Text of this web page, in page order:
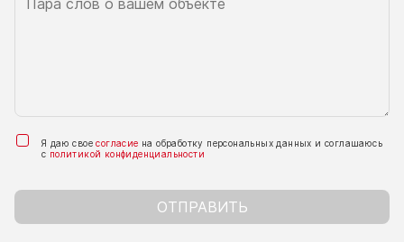
Я даю своесогласие на обработку персональных данных и соглашаюсь
с политикой конфиденциальности
ОТПРАВИТЬ